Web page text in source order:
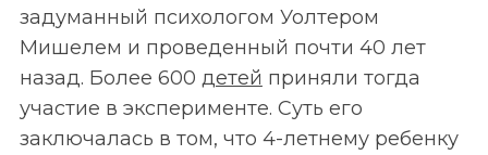
задуманный психологом Уолтером
Мишелем и проведенный почти 40 лет
назад. Более 600 детей приняли тогда
участие в эксперименте. Суть его
заключалась в том, что 4-летнему ребенку